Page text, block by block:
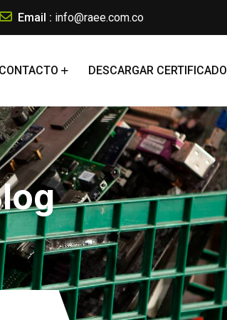
Email : info@raee.com.co
CONTACTO DESCARGAR CERTIFICADO